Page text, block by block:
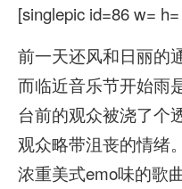
[singlepic id=86 w=
前一天还风和日丽的
而临近音乐节开始雨
台前的观众被浇了个
观众略带沮丧的情绪
浓重美式emo味的歌